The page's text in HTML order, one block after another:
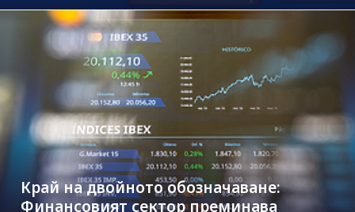
Край на двойното обозначаване:
Финансовият сектор преминава